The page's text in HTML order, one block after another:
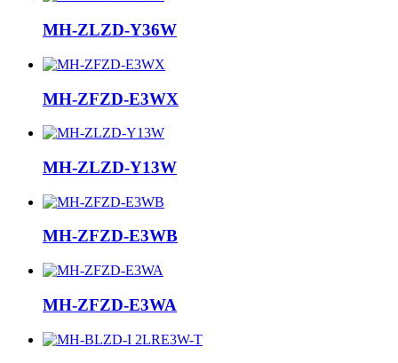
MH-ZLZD-Y36W
MH-ZFZD-E3WX
MH-ZLZD-Y13W
MH-ZFZD-E3WB
MH-ZFZD-E3WA